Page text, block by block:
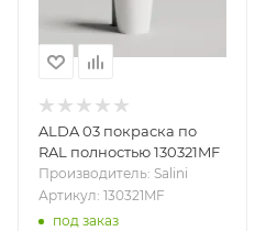
ALDA 03 покраска по
RAL полностью 130321MF
Производитель: Salini
Артикул: 130321MF
под заказ